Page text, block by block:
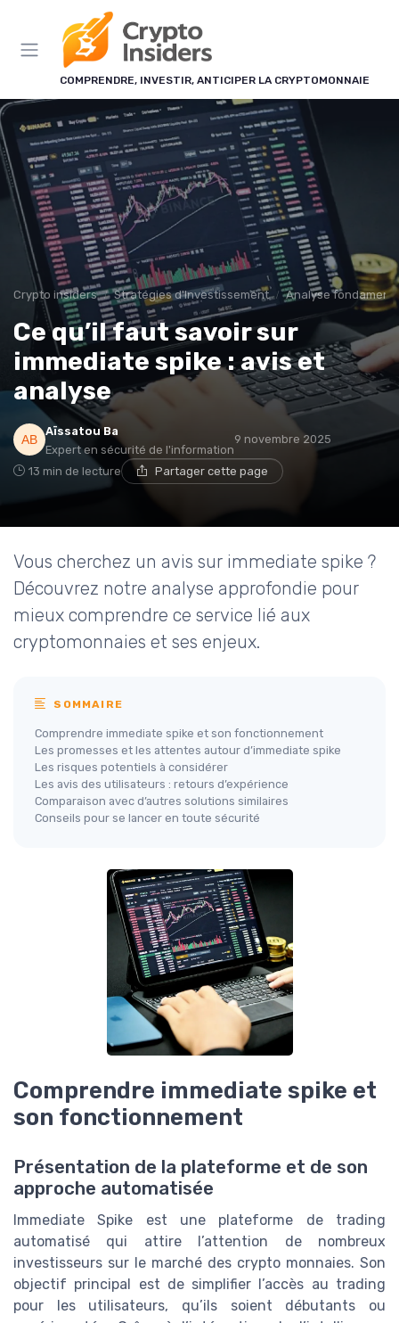
COMPRENDRE, INVESTIR, ANTICIPER LA CRYPTOMONNAIE
Crypto insiders Stratégies d'Investissement Analyse
Ce qu’il faut savoir sur
immediate spike : avis et
analyse
Aïssatou Ba
Expert en sécurité de l'information
9 novembre 2025
13 min de lecture Partager cette page
Vous cherchez un avis sur immediate spike ?
Découvrez notre analyse approfondie pour
mieux comprendre ce service lié aux
cryptomonnaies et ses enjeux.
SOMMAIRE
Comprendre immediate spike et son fonctionnement
Les promesses et les attentes autour d’immediate spike
Les risques potentiels à considérer
Les avis des utilisateurs : retours d’expérience
Comparaison avec d’autres solutions similaires
Conseils pour se lancer en toute sécurité
Comprendre immediate spike et
son fonctionnement
Présentation de la plateforme et de son
approche automatisée
Immediate Spike est une plateforme de trading
automatisé qui attire l’attention de nombreux
investisseurs sur le marché des crypto monnaies. Son
objectif principal est de simplifier l’accès au trading
pour les utilisateurs, qu’ils soient débutants ou
Panneau de gestion des cookies